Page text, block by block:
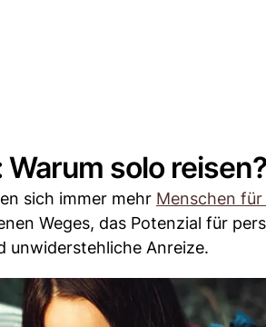
solo reisen?
sich immer mehr Menschen für
Weges, das Potenzial für
unwiderstehliche Anreize.